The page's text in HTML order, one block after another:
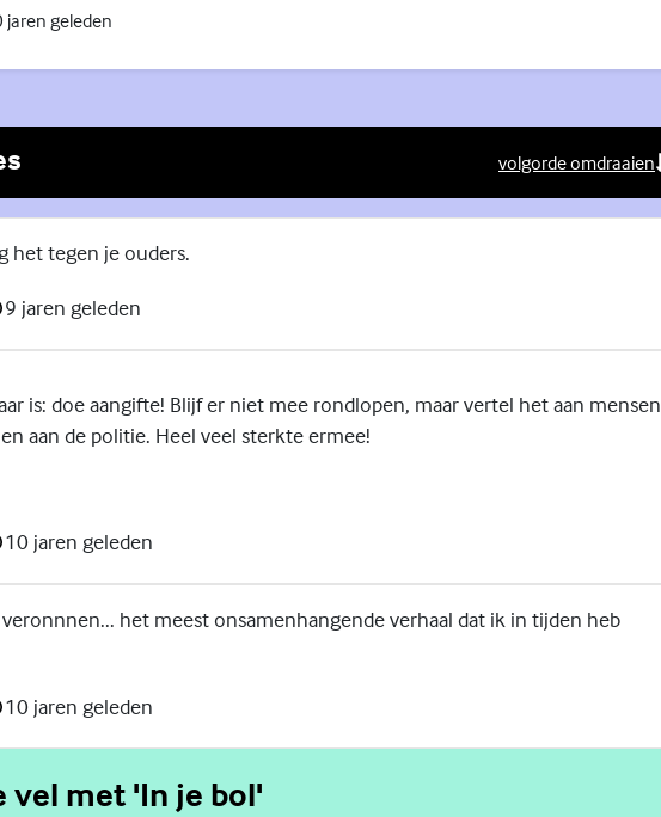
jaren geleden
volgorde omdraaien
(Externe link)
het tegen je ouders.
9 jaren geleden
is: doe aangifte! Blijf er niet mee rondlopen, maar vertel het aan mensen
aan de politie. Heel veel sterkte ermee!
10 jaren geleden
het meest onsamenhangende verhaal dat ik in tijden heb
10 jaren geleden
vel met 'In je bol'